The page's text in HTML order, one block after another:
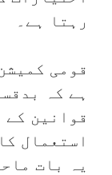
رہتا ہے۔
قومی
ہے کہ
قوانین
استعمال
یہ بات